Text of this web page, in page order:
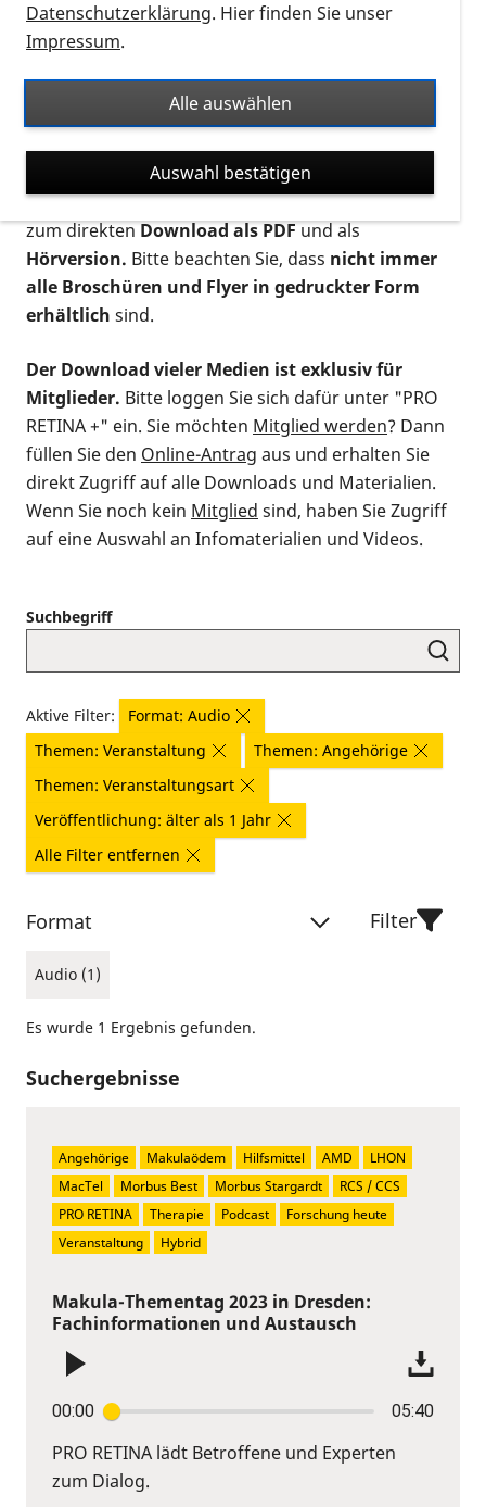
Auf dieser Seite finden Sie sämtliches Infomaterial
Ort. Nutzen Sie den Formatfilter, um ausschließlich
nach Flyern und Broschüren, Audios oder Videos zu
suchen. Die meisten Flyer und Broschüren werden in
verschiedenen Formaten angeboten: zur
postalischen Bestellung als gedruckte Variante
zum direktenDownload als PDFund als
Hörversion. Bitte beachten Sie, dass nicht immer
alle Broschüren und Flyer in gedruckter Form
erhältlich sind.
Der Download vieler Medien ist exklusiv für
Mitglieder. Bitte loggen Sie sich dafür unter "PRO
RETINA +" ein. Sie möchten Mitglied werden? Dann
füllen Sie den Online-Antrag aus und erhalten Sie
direkt Zugriff auf alle Downloads und Materialien.
Wenn Sie noch kein Mitglied sind, haben Sie Zugriff
auf eine Auswahl an Infomaterialien und Videos.
Suchbegriff
Aktive Filter:
Format: Audio
Themen: Veranstaltung
Themen: Angehörige
Themen: Veranstaltungsart
Veröffentlichung: älter als 1 Jahr
Alle Filter entfernen
Format
Audio (1)
Filter
Es wurde 1 Ergebnis gefunden.
Suchergebnisse
Makula-Thementag 2023 in Dresden:
Fachinformationen und Austausch
00:00 05:40
PRO RETINA lädt Betroffene und Experten
zum Dialog.
Angehörige Makulaödem Hilfsmittel AMD
LHON
MacTel
Morbus Best Morbus Stargardt
RCS / CCS
PRO RETINA
Therapie Podcast
Forschung heute
Veranstaltung
Hybrid
Datenschutzerklärung. Hier finden Sie unser
Impressum.
Alle auswählen
Auswahl bestätigen